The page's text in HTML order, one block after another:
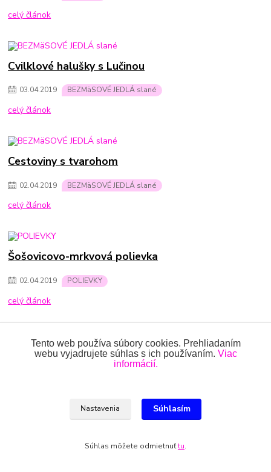
celý článok
Cvilklové halušky s Lučinou
03.04.2019 BEZMäSOVÉ JEDLÁ slané
celý článok
Cestoviny s tvarohom
02.04.2019 BEZMäSOVÉ JEDLÁ slané
celý článok
Šošovicovo-mrkvová polievka
02.04.2019 POLIEVKY
celý článok
Bravčové karé
Detský kváskový špaldový chlieb od Naty
Tento web používa súbory cookies. Prehliadaním
webu vyjadrujete súhlas s ich používaním. Viac
informácií.
Nastavenia Súhlasím
Súhlas môžete odmietnuťtu.